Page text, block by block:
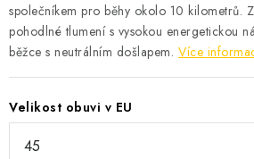
NOVINKY
NOVINKY MIZUNO
NOVINKY INOV-8
společníkem pro běhy okolo 10 kilometrů.
pohodlné tlumení s vysokou energetickou
běžce s neutrálním došlapem. Více
Velikost obuvi v EU